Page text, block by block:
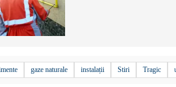
gaze naturale instalații Stiri Tragic